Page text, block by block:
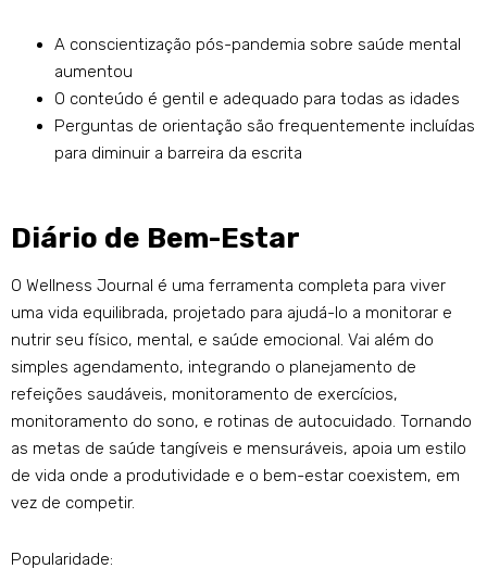
A conscientização pós-pandemia sobre saúde mental
aumentou
O conteúdo é gentil e adequado para todas as idades
Perguntas de orientação são frequentemente incluídas
para diminuir a barreira da escrita
Diário de Bem-Estar
O Wellness Journal é uma ferramenta completa para viver
uma vida equilibrada, projetado para ajudá-lo a monitorar e
nutrir seu físico, mental, e saúde emocional. Vai além do
simples agendamento, integrando o planejamento de
refeições saudáveis, monitoramento de exercícios,
monitoramento do sono, e rotinas de autocuidado. Tornando
as metas de saúde tangíveis e mensuráveis, apoia um estilo
de vida onde a produtividade e o bem-estar coexistem, em
vez de competir.
Popularidade: